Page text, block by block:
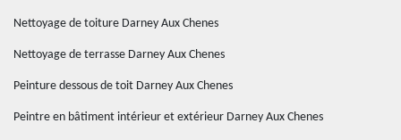
Nettoyage de toiture Darney Aux Chenes
Nettoyage de terrasse Darney Aux Chenes
Peinture dessous de toit Darney Aux Chenes
Peintre en bâtiment intérieur et extérieur Darney Aux Chenes